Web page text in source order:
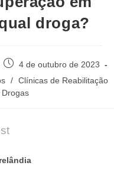
droga?
Post
publicado:
4 de outubro de 2023
/ Clínicas de Reabilitação